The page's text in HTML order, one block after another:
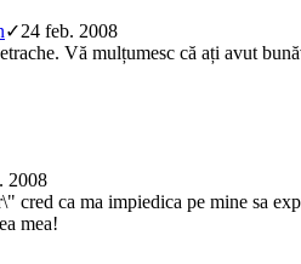
✓24 feb. 2008
Vă mulțumesc că ați avut
2008
cred ca ma impiedica pe mine sa
mea!